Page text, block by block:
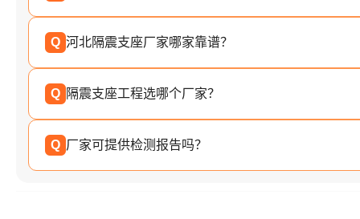
Q 河北隔震支座厂家哪家靠谱？
Q 隔震支座工程选哪个厂家？
Q 厂家可提供检测报告吗？